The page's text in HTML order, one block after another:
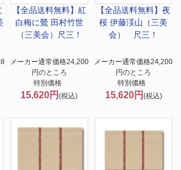
【全品送料無料】 紅
白梅に鶯 田村竹世
（三美会）尺三！
メーカー通常価格24,200
円のところ
特別価格
15,620円(税込)
【全品送料無料】夜
桜 伊藤渓山（三美
会） 尺三！
メーカー通常価格24,200
円のところ
特別価格
15,620円 (税込)